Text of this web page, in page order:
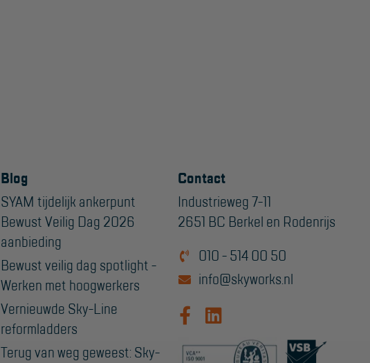
Blog
SYAM tijdelijk ankerpunt
Bewust Veilig Dag 2026
aanbieding
Bewust veilig dag spotlight -
Werken met hoogwerkers
Vernieuwde Sky-Line
reformladders
Terug van weg geweest: Sky-
Contact
Industrieweg 7-11
2651 BC Berkel en Rodenrijs
010 - 514 00 50
info@skyworks.nl